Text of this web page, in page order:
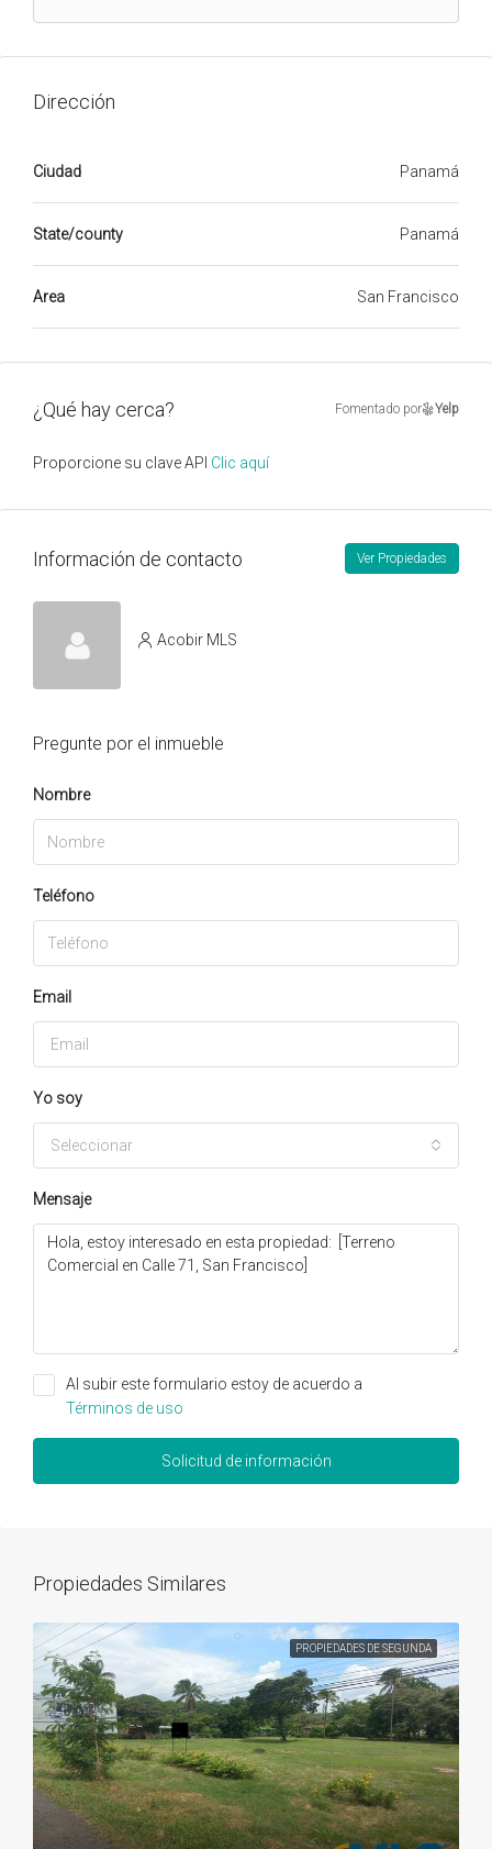
Dirección
Ciudad Panamá
State/county Panamá
Area San Francisco
¿Qué hay cerca? Fomentado por Yelp
Proporcione su clave API Clic aquí
Información de contacto Ver Propiedades
Acobir MLS
Pregunte por el inmueble
Nombre
Teléfono
Email
Yo soy
Seleccionar
Mensaje
Al subir este formulario estoy de acuerdo a
Términos de uso
Solicitud de información
Propiedades Similares
PROPIEDADES DE SEGUNDA